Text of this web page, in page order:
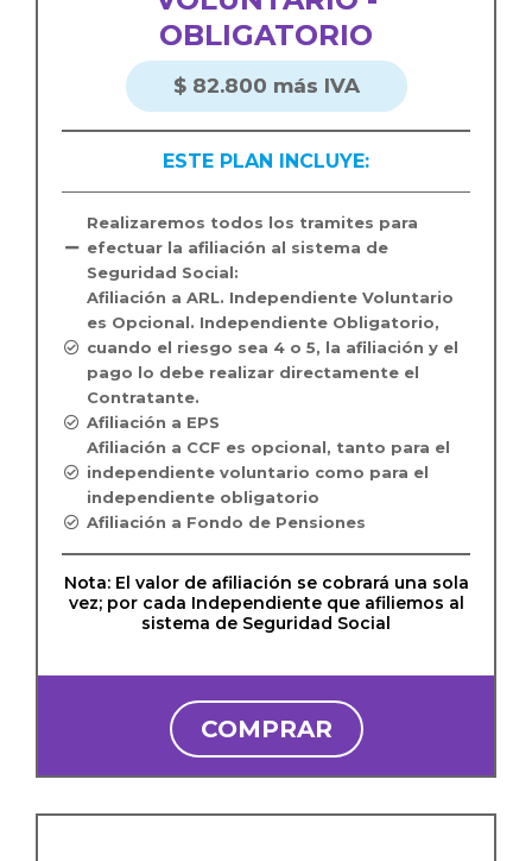
OBLIGATORIO
$ 82.800 más IVA
ESTE PLAN INCLUYE:
Realizaremos todos los tramites para
efectuar la afiliación al sistema de
Seguridad Social:
Afiliación a ARL. Independiente Voluntario
es Opcional. Independiente Obligatorio,
cuando el riesgo sea 4 o 5, la afiliación y el
pago lo debe realizar directamente el
Contratante.
Afiliación a EPS
Afiliación a CCF es opcional, tanto para el
independiente voluntario como para el
independiente obligatorio
Afiliación a Fondo de Pensiones
Nota: El valor de afiliación se cobrará una sola
vez; por cada Independiente que afiliemos al
sistema de Seguridad Social
COMPRAR